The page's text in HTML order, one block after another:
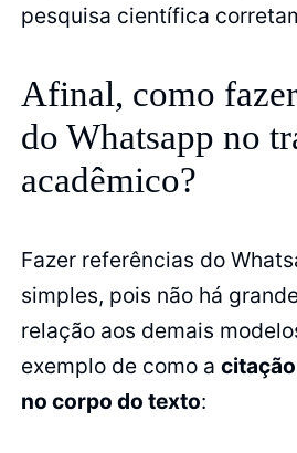
pesquisa científica
Afinal, como
do Whatsapp no
acadêmico?
Fazer referências do
simples, pois não há
relação aos demais
exemplo de como a
no corpo do texto: